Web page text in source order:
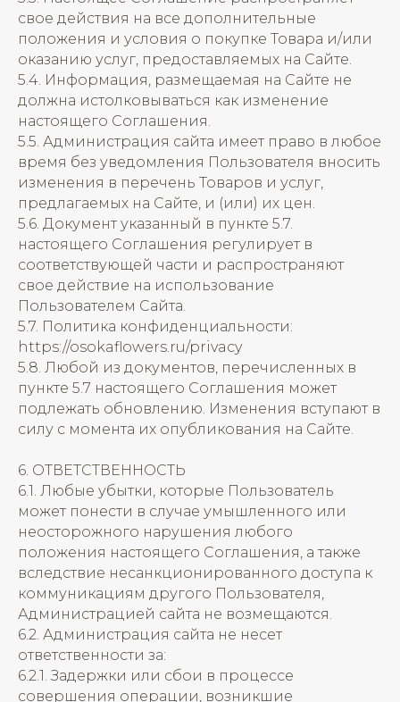
свое действия на все дополнительные
положения и условия о покупке Товара и/или
оказанию услуг, предоставляемых на Сайте.
5.4. Информация, размещаемая на Сайте не
должна истолковываться как изменение
настоящего Соглашения.
5.5. Администрация сайта имеет право в любое
время без уведомления Пользователя вносить
изменения в перечень Товаров и услуг,
предлагаемых на Сайте, и (или) их цен.
5.6. Документ указанный в пункте 5.7.
настоящего Соглашения регулирует в
соответствующей части и распространяют
свое действие на использование
Пользователем Сайта.
5.7. Политика конфиденциальности:
https://osokaflowers.ru/privacy
5.8. Любой из документов, перечисленных в
пункте 5.7 настоящего Соглашения может
подлежать обновлению. Изменения вступают в
силу с момента их опубликования на Сайте.
6. ОТВЕТСТВЕННОСТЬ
6.1. Любые убытки, которые Пользователь
может понести в случае умышленного или
неосторожного нарушения любого
положения настоящего Соглашения, а также
вследствие несанкционированного доступа к
коммуникациям другого Пользователя,
Администрацией сайта не возмещаются.
6.2. Администрация сайта не несет
ответственности за:
6.2.1. Задержки или сбои в процессе
совершения операции, возникшие